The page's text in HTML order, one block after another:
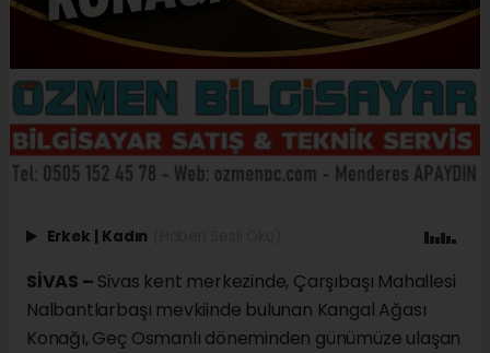
Erkek Kadın
SİVAS – Sivas kent merkezinde, Çarşıbaşı Mahallesi
Nalbantlarbaşı mevkiinde bulunan Kangal Ağası
Konağı, Geç Osmanlı döneminden günümüze ulaşan